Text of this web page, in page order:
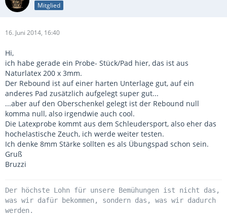
Mitglied
16. Juni 2014, 16:40
Hi,
ich habe gerade ein Probe- Stück/Pad hier, das ist aus
Naturlatex 200 x 3mm.
Der Rebound ist auf einer harten Unterlage gut, auf ein
anderes Pad zusätzlich aufgelegt super gut...
...aber auf den Oberschenkel gelegt ist der Rebound null
komma null, also irgendwie auch cool.
Die Latexprobe kommt aus dem Schleudersport, also eher das
hochelastische Zeuch, ich werde weiter testen.
Ich denke 8mm Stärke sollten es als Übungspad schon sein.
Gruß
Bruzzi
Der höchste Lohn für unsere Bemühungen ist nicht das,
was wir dafür bekommen, sondern das, was wir dadurch
werden.